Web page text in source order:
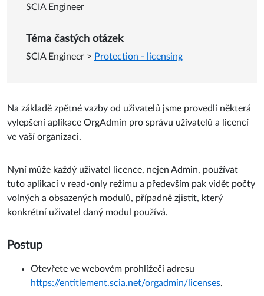
SCIA Engineer
Téma častých otázek
SCIA Engineer > Protection - licensing
Na základě zpětné vazby od uživatelů jsme provedli některá
vylepšení aplikace OrgAdmin pro správu uživatelů a licencí
ve vaší organizaci.
Nyní může každý uživatel licence, nejen Admin, používat
tuto aplikaci v read-only režimu a především pak vidět počty
volných a obsazených modulů, případně zjistit, který
konkrétní uživatel daný modul používá.
Postup
Otevřete ve webovém prohlížeči adresu
https://entitlement.scia.net/orgadmin/licenses.